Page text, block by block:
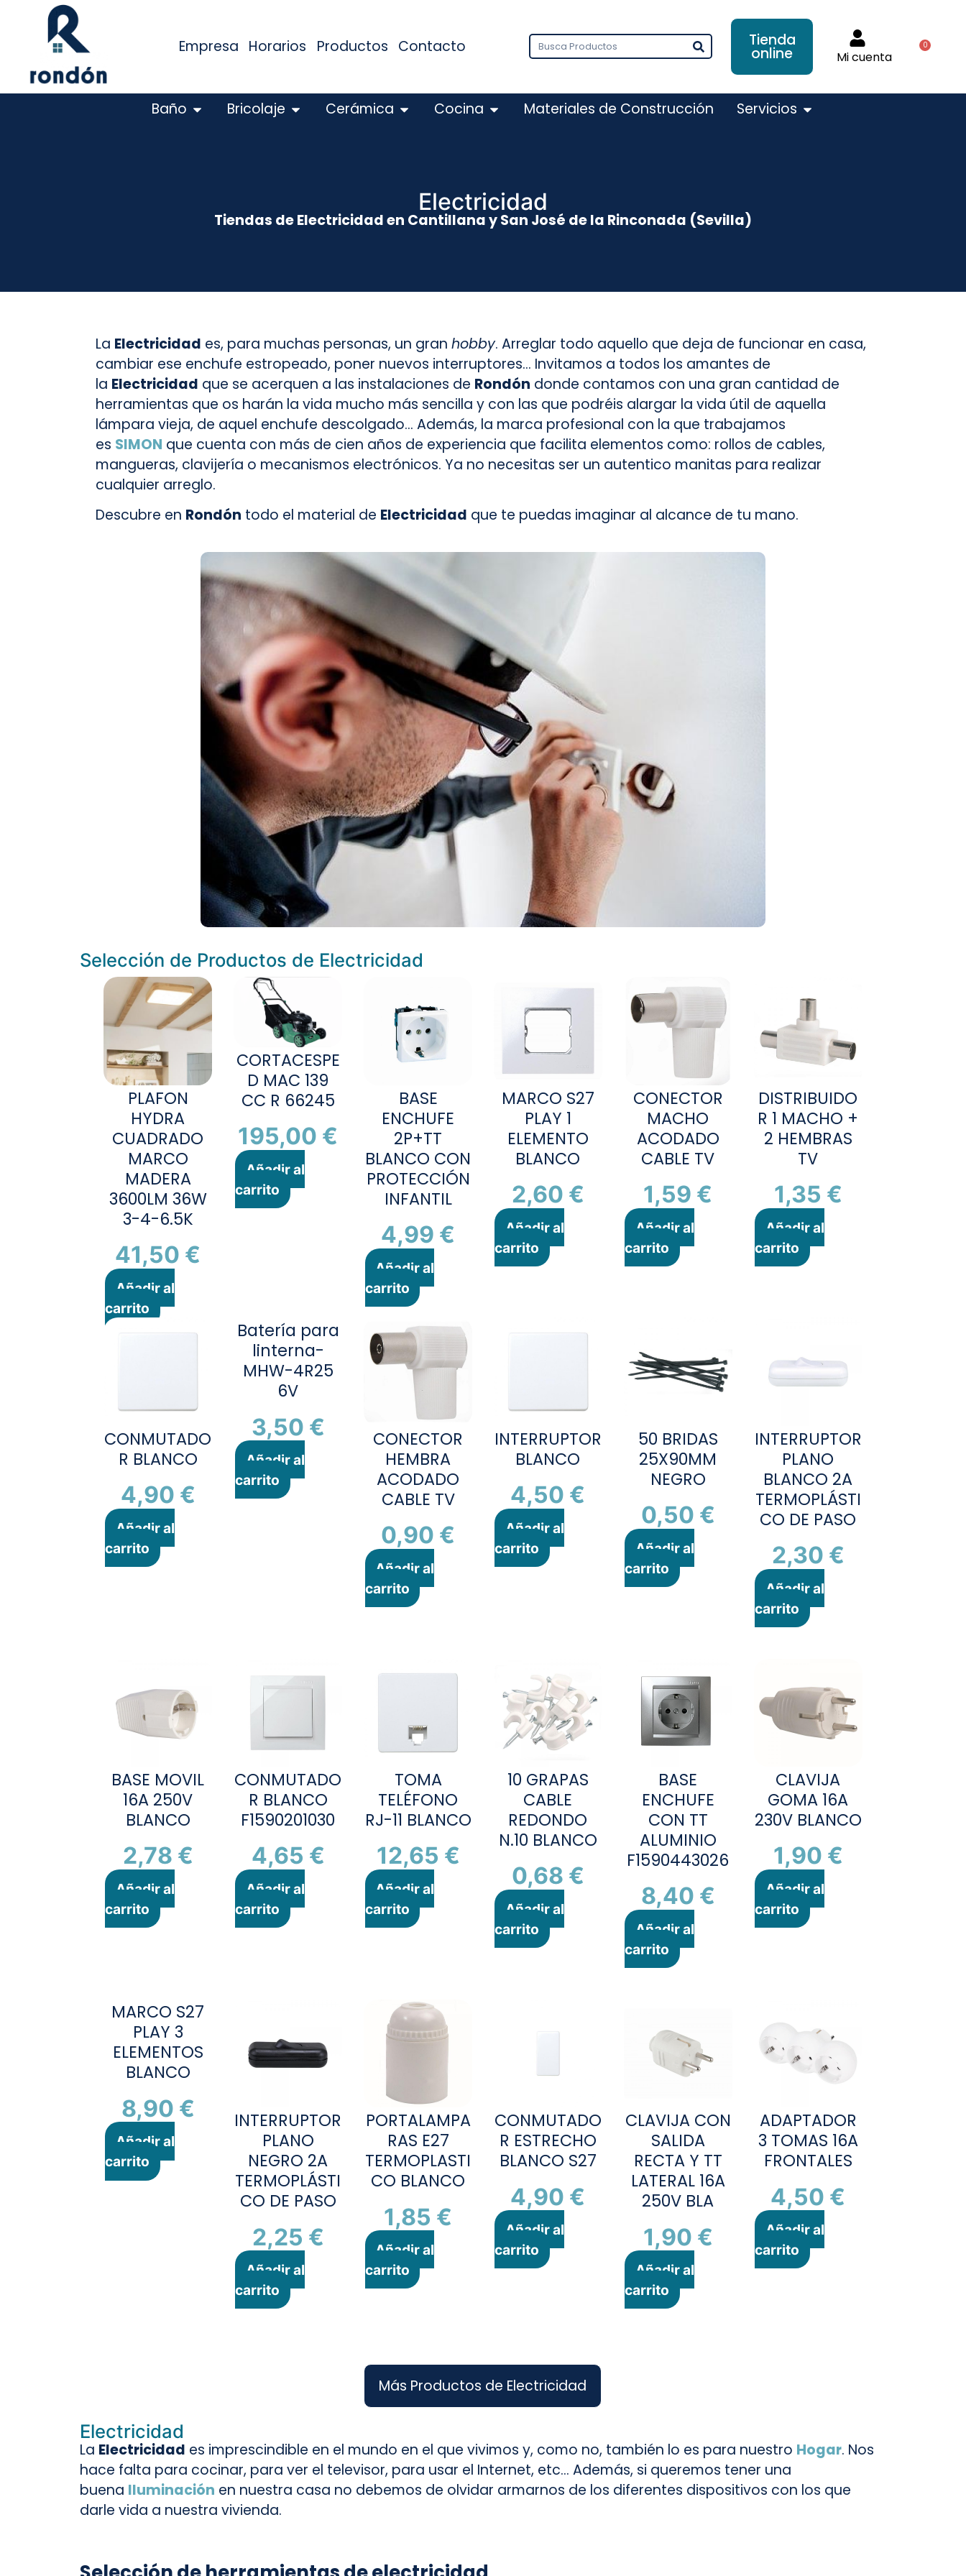
Empresa Horarios Productos Contacto Tienda
online Mi cuenta
0
Baño Bricolaje Cerámica Cocina Materiales de Construcción Servicios
Electricidad
Tiendas de Electricidad en Cantillana y San José de la Rinconada (Sevilla)
La Electricidad es, para muchas personas, un granhobby. Arreglar todo aquello que deja de funcionar en casa,
cambiar ese enchufe estropeado, poner nuevos interruptores… Invitamos a todos los amantes de
la Electricidad que se acerquen a las instalaciones de Rondón donde contamos con una gran cantidad de
herramientas que os harán la vida mucho más sencilla y con las que podréis alargar la vida útil de aquella
lámpara vieja, de aquel enchufe descolgado… Además, la marca profesional con la que trabajamos
es SIMON que cuenta con más de cien años de experiencia que facilita elementos como: rollos de cables,
mangueras, clavijería o mecanismos electrónicos. Ya no necesitas ser un autentico manitas para realizar
cualquier arreglo.
Descubre en Rondón todo el material de Electricidad que te puedas imaginar al alcance de tu mano.
Selección de Productos de Electricidad
PLAFON
HYDRA
CUADRADO
MARCO
MADERA
3600LM 36W
3-4-6.5K
41,50 €
Añadir al
carrito
CORTACESPE
D MAC 139
CC R 66245
195,00 €
Añadir al
carrito
BASE
ENCHUFE
2P+TT
BLANCO CON
PROTECCIÓN
INFANTIL
4,99 €
Añadir al
carrito
MARCO S27
PLAY 1
ELEMENTO
BLANCO
2,60 €
Añadir al
carrito
CONECTOR
MACHO
ACODADO
CABLE TV
1,59 €
Añadir al
carrito
DISTRIBUIDO
R 1 MACHO +
2 HEMBRAS
TV
1,35 €
Añadir al
carrito
CONMUTADO
R BLANCO
4,90 €
Añadir al
carrito
Batería para
linterna-
MHW-4R25
6V
3,50 €
Añadir al
carrito
CONECTOR
HEMBRA
ACODADO
CABLE TV
0,90 €
Añadir al
carrito
INTERRUPTOR
BLANCO
4,50 €
Añadir al
carrito
50 BRIDAS
25X90MM
NEGRO
0,50 €
Añadir al
carrito
INTERRUPTOR
PLANO
BLANCO 2A
TERMOPLÁSTI
CO DE PASO
2,30 €
Añadir al
carrito
BASE MOVIL
16A 250V
BLANCO
2,78 €
Añadir al
carrito
CONMUTADO
R BLANCO
F1590201030
4,65 €
Añadir al
carrito
TOMA
TELÉFONO
RJ-11 BLANCO
12,65 €
Añadir al
carrito
10 GRAPAS
CABLE
REDONDO
N.10 BLANCO
0,68 €
Añadir al
carrito
BASE
ENCHUFE
CON TT
ALUMINIO
F1590443026
8,40 €
Añadir al
carrito
CLAVIJA
GOMA 16A
230V BLANCO
1,90 €
Añadir al
carrito
MARCO S27
PLAY 3
ELEMENTOS
BLANCO
8,90 €
Añadir al
carrito
INTERRUPTOR
PLANO
NEGRO 2A
TERMOPLÁSTI
CO DE PASO
2,25 €
Añadir al
carrito
PORTALAMPA
RAS E27
TERMOPLASTI
CO BLANCO
1,85 €
Añadir al
carrito
CONMUTADO
R ESTRECHO
BLANCO S27
4,90 €
Añadir al
carrito
CLAVIJA CON
SALIDA
RECTA Y TT
LATERAL 16A
250V BLA
1,90 €
Añadir al
carrito
ADAPTADOR
3 TOMAS 16A
FRONTALES
4,50 €
Añadir al
carrito
Más Productos de Electricidad
Electricidad
La Electricidad es imprescindible en el mundo en el que vivimos y, como no, también lo es para nuestro Hogar. Nos
hace falta para cocinar, para ver el televisor, para usar el Internet, etc… Además, si queremos tener una
buena Iluminación en nuestra casa no debemos de olvidar armarnos de los diferentes dispositivos con los que
darle vida a nuestra vivienda.